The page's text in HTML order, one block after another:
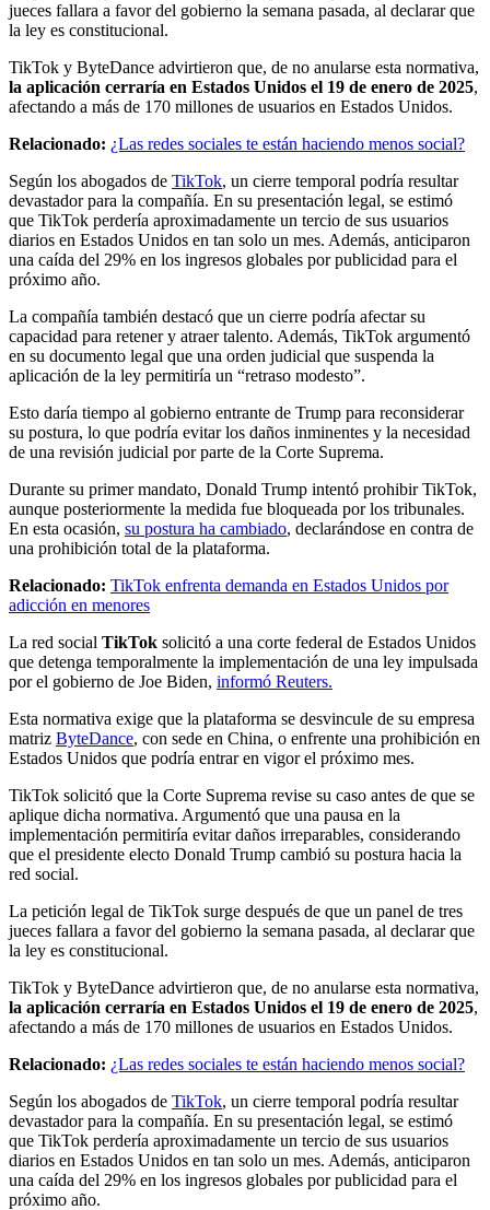
jueces fallara a favor del gobierno la semana pasada, al declarar que
la ley es constitucional.
TikTok y ByteDance advirtieron que, de no anularse esta normativa,
la aplicación cerraría en Estados Unidos el 19 de enero de 2025,
afectando a más de 170 millones de usuarios en Estados Unidos.
Relacionado: ¿Las redes sociales te están haciendo menos social?
Según los abogados de TikTok, un cierre temporal podría resultar
devastador para la compañía. En su presentación legal, se estimó
que TikTok perdería aproximadamente un tercio de sus usuarios
diarios en Estados Unidos en tan solo un mes. Además, anticiparon
una caída del 29% en los ingresos globales por publicidad para el
próximo año.
La compañía también destacó que un cierre podría afectar su
capacidad para retener y atraer talento. Además, TikTok argumentó
en su documento legal que una orden judicial que suspenda la
aplicación de la ley permitiría un “retraso modesto”.
Esto daría tiempo al gobierno entrante de Trump para reconsiderar
su postura, lo que podría evitar los daños inminentes y la necesidad
de una revisión judicial por parte de la Corte Suprema.
Durante su primer mandato, Donald Trump intentó prohibir TikTok,
aunque posteriormente la medida fue bloqueada por los tribunales.
En esta ocasión, su postura ha cambiado, declarándose en contra de
una prohibición total de la plataforma.
Relacionado: TikTok enfrenta demanda en Estados Unidos por
adicción en menores
La red social TikTok solicitó a una corte federal de Estados Unidos
que detenga temporalmente la implementación de una ley impulsada
por el gobierno de Joe Biden, informó Reuters.
Esta normativa exige que la plataforma se desvincule de su empresa
matriz ByteDance, con sede en China, o enfrente una prohibición en
Estados Unidos que podría entrar en vigor el próximo mes.
TikTok solicitó que la Corte Suprema revise su caso antes de que se
aplique dicha normativa. Argumentó que una pausa en la
implementación permitiría evitar daños irreparables, considerando
que el presidente electo Donald Trump cambió su postura hacia la
red social.
La petición legal de TikTok surge después de que un panel de tres
jueces fallara a favor del gobierno la semana pasada, al declarar que
la ley es constitucional.
TikTok y ByteDance advirtieron que, de no anularse esta normativa,
la aplicación cerraría en Estados Unidos el 19 de enero de 2025,
afectando a más de 170 millones de usuarios en Estados Unidos.
Relacionado: ¿Las redes sociales te están haciendo menos social?
Según los abogados de TikTok, un cierre temporal podría resultar
devastador para la compañía. En su presentación legal, se estimó
que TikTok perdería aproximadamente un tercio de sus usuarios
diarios en Estados Unidos en tan solo un mes. Además, anticiparon
una caída del 29% en los ingresos globales por publicidad para el
próximo año.